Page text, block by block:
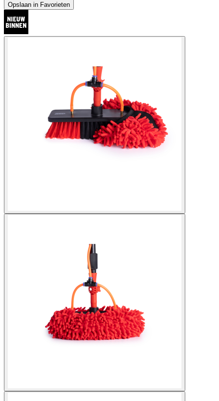
Opslaan in Favorieten